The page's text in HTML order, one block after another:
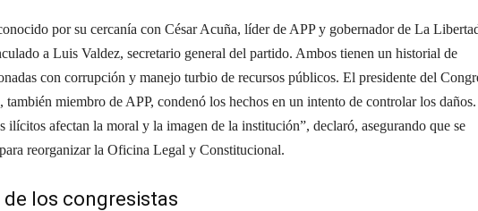
por su cercanía con César Acuña, líder de APP y gobernador de La
a Luis Valdez, secretario general del partido. Ambos tienen un historial de
con corrupción y manejo turbio de recursos públicos. El presidente del
también miembro de APP, condenó los hechos en un intento de controlar los daños.
ilícitos afectan la moral y la imagen de la institución”, declaró, asegurando que se
reorganizar la Oficina Legal y Constitucional.
de los congresistas